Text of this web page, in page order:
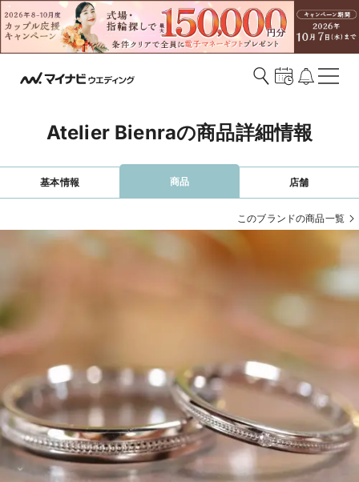
Atelier Bienraの商品詳細情報
基本情報 商品 店舗
このブランドの商品一覧